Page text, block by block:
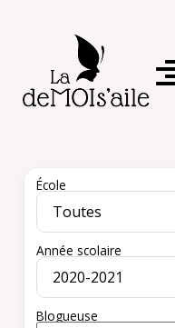
École
Année scolaire
Blogueuse